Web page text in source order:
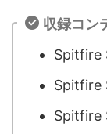
収録コン
Spitfire
Spitfire
Spitfire